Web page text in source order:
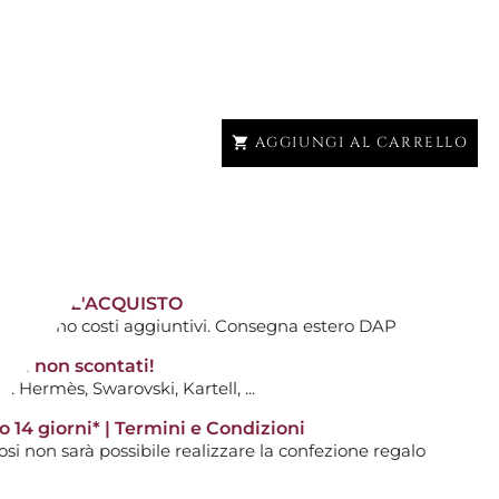
 AGGIUNGI AL CARRELLO
23 CM, QUADRI
DALL'ACQUISTO
costi aggiuntivi. Consegna estero DAP
non scontati!
: Hermès, Swarovski, Kartell, ...
14 giorni* | Termini e Condizioni
non sarà possibile realizzare la confezione regalo